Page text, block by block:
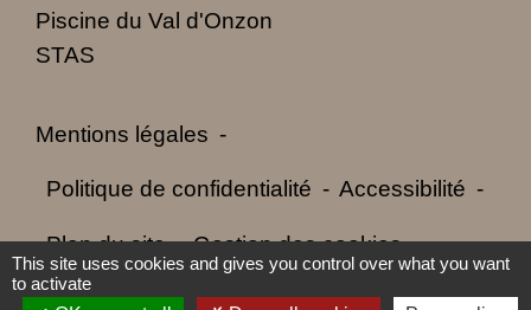
Piscine du Val d'Onzon
STAS
Mentions légales -
Politique de confidentialité - Accessibilité -
Plan du site - Gestion des cookies
This site uses cookies and gives you control over what you want
to activate